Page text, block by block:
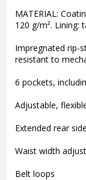
MATERIAL:
120 g/m². Lining:
Impregnated rip-
resistant to
6 pockets,
Adjustable,
Extended rear side
Waist width
Belt loops